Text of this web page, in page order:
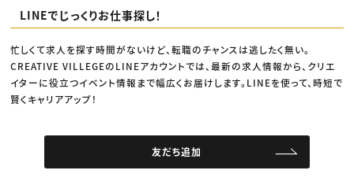
LINEでじっくりお仕事探し！
忙しくて求人を探す時間がないけど、転職のチャンスは逃したく無い。
CREATIVE VILLEGEのLINEアカウントでは、最新の求人情報から、クリエ
イターに役立つイベント情報まで幅広くお届けします。LINEを使って、時短で
賢くキャリアアップ！
友だち追加